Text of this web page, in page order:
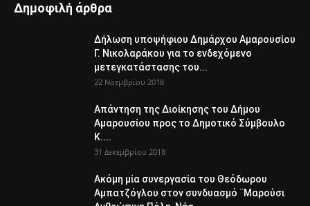
Δημοφιλή άρθρα
Δήλωση υποψήφιου Δημάρχου Αμαρουσίου
Γ. Νικολαράκου για το ενδεχόμενο
μετεγκατάστασης του...
22 Νοεμβρίου 2018
Απάντηση της Διοίκησης του Δήμου
Αμαρουσίου προς το Δημοτικό Σύμβουλο
Κ....
31 Δεκεμβρίου 2018
Ακόμη μία συνεργασία του Θεόδωρου
Αμπατζόγλου στον συνδυασμό ¨Μαρούσι